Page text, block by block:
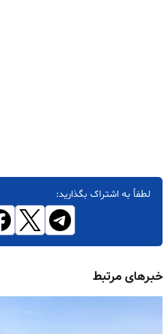
لطفاً به اشتراک بگذارید:
خبرهای مرتبط